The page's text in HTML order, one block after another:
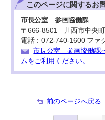
このページに関するお
市長公室 参画協働課
〒666-8501 川西市中央
電話：072-740-1600 ファ
市長公室 参画協働課
ムをご利用ください。
前のページへ戻る